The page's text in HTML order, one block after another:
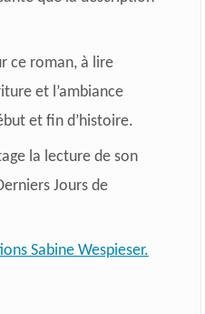
ce roman, à lire
et l’ambiance
et fin d’histoire.
la lecture de son
Jours de
Sabine Wespieser.